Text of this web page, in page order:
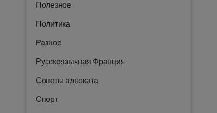
Полезное
Политика
Разное
Русскоязычная Франция
Советы адвоката
Спорт